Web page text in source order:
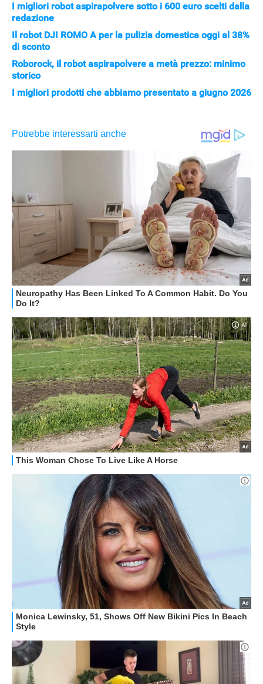
I migliori robot aspirapolvere sotto i 600 euro scelti dalla
redazione
Il robot DJI ROMO A per la pulizia domestica oggi al 38%
di sconto
Roborock, il robot aspirapolvere a metà prezzo: minimo
storico
I migliori prodotti che abbiamo presentato a giugno 2026